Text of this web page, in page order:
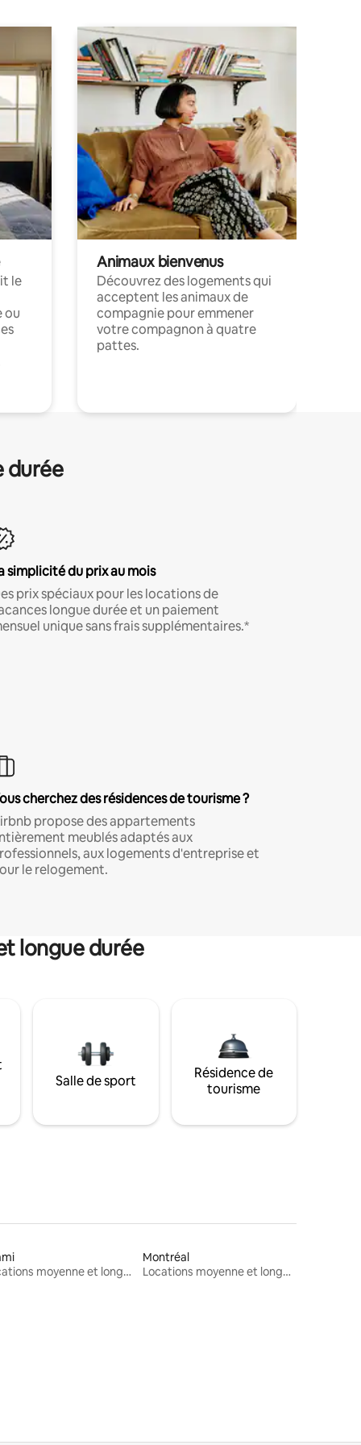
le
ou
Animaux bienvenus
Découvrez des logements qui
acceptent les animaux de
compagnie pour emmener
votre compagnon à quatre
pattes.
durée
simplicité du prix au mois
prix spéciaux pour les locations de
longue durée et un paiement
unique sans frais supplémentaires.*
cherchez des résidences de tourisme ?
propose des appartements
meublés adaptés aux
aux logements d'entreprise et
le relogement.
longue durée
Salle de sport
Résidence de
tourisme
Locations moyenne et longue durée
Montréal
Locations moyenne et longue durée